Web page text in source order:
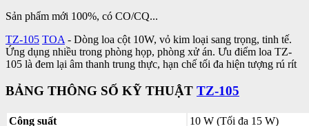
Sản phẩm mới 100%, có CO/CQ...
TZ-105 TOA - Dòng loa cột 10W, vỏ kim loại sang trọng, tinh tế.
Ứng dụng nhiều trong phòng họp, phòng xử án. Ưu điểm loa TZ-
105 là đem lại âm thanh trung thực, hạn chế tối đa hiện tượng rú rít
BẢNG THÔNG SỐ KỸ THUẬT TZ-105
Công suất
10 W (Tối đa 15 W)